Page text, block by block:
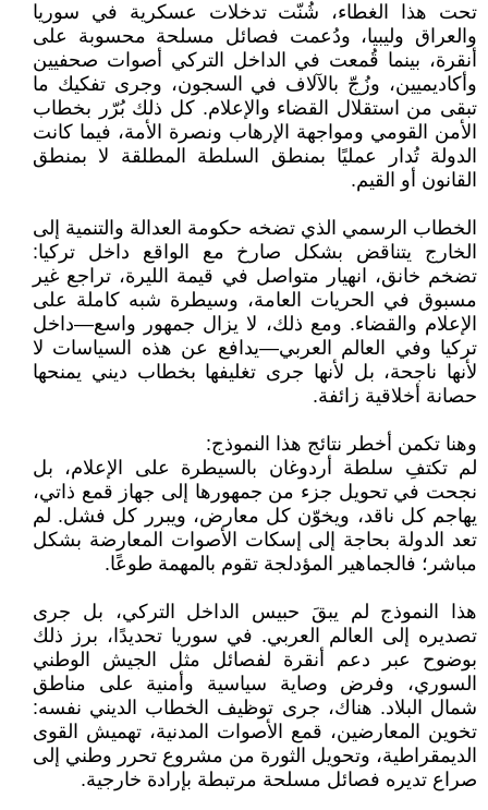
تحت هذا الغطاء، شُنّت تدخلات عسكرية في سوريا
والعراق وليبيا، ودُعمت فصائل مسلحة محسوبة على
أنقرة، بينما قُمعت في الداخل التركي أصوات صحفيين
وأكاديميين، وزُجّ بالآلاف في السجون، وجرى تفكيك ما
تبقى من استقلال القضاء والإعلام. كل ذلك بُرّر بخطاب
الأمن القومي ومواجهة الإرهاب ونصرة الأمة، فيما كانت
الدولة تُدار عمليًا بمنطق السلطة المطلقة لا بمنطق
القانون أو القيم.
الخطاب الرسمي الذي تضخه حكومة العدالة والتنمية إلى
الخارج يتناقض بشكل صارخ مع الواقع داخل تركيا:
تضخم خانق، انهيار متواصل في قيمة الليرة، تراجع غير
مسبوق في الحريات العامة، وسيطرة شبه كاملة على
الإعلام والقضاء. ومع ذلك، لا يزال جمهور واسع—داخل
تركيا وفي العالم العربي—يدافع عن هذه السياسات لا
لأنها ناجحة، بل لأنها جرى تغليفها بخطاب ديني يمنحها
حصانة أخلاقية زائفة.
وهنا تكمن أخطر نتائج هذا النموذج:
لم تكتفِ سلطة أردوغان بالسيطرة على الإعلام، بل
نجحت في تحويل جزء من جمهورها إلى جهاز قمع ذاتي،
يهاجم كل ناقد، ويخوّن كل معارض، ويبرر كل فشل. لم
تعد الدولة بحاجة إلى إسكات الأصوات المعارضة بشكل
مباشر؛ فالجماهير المؤدلجة تقوم بالمهمة طوعًا.
هذا النموذج لم يبقَ حبيس الداخل التركي، بل جرى
تصديره إلى العالم العربي. في سوريا تحديدًا، برز ذلك
بوضوح عبر دعم أنقرة لفصائل مثل الجيش الوطني
السوري، وفرض وصاية سياسية وأمنية على مناطق
شمال البلاد. هناك، جرى توظيف الخطاب الديني نفسه:
تخوين المعارضين، قمع الأصوات المدنية، تهميش القوى
الديمقراطية، وتحويل الثورة من مشروع تحرر وطني إلى
صراع تديره فصائل مسلحة مرتبطة بإرادة خارجية.